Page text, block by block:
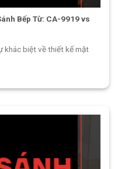
Bếp Từ: CA-9919 vs
khác biệt về thiết kế mặt